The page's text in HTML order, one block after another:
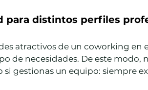
para distintos perfiles
atractivos de un coworking en
de necesidades. De este modo,
gestionas un equipo: siempre